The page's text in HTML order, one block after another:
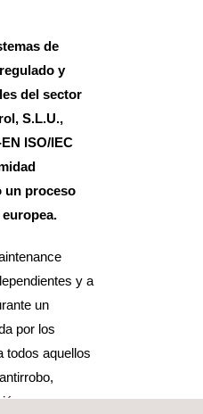
de
y
del sector
S.L.U.,
ISO/IEC
un proceso
y a
un
por los
todos aquellos
no es